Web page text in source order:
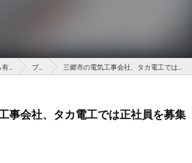
三郷で電気工事なら有限会社タカ電工 ブログ 三郷市の電気工事会社、タカ電工では正社員を募集しています！
事会社、タカ電工では正社員を募集